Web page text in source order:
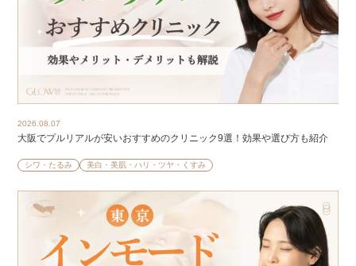
2026.08.07
大阪でプルリアルが安いおすすめのクリニック9選！効果や選び方も紹介
シワ・たるみ 美白・美肌・ハリ・ツヤ・くすみ